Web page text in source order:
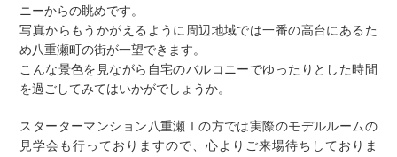
ニーからの眺めです。
写真からもうかがえるように周辺地域では一番の高台にあるた
め八重瀬町の街が一望できます。
こんな景色を見ながら自宅のバルコニーでゆったりとした時間
を過ごしてみてはいかがでしょうか。
スターターマンション八重瀬Ⅰの方では実際のモデルルームの
見学会も行っておりますので、心よりご来場待ちしておりま